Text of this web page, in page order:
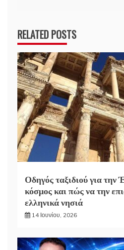
RELATED POSTS
Οδηγός ταξιδιού για την
κόσμος και πώς να την
ελληνικά νησιά
14 Ιουνίου, 2026